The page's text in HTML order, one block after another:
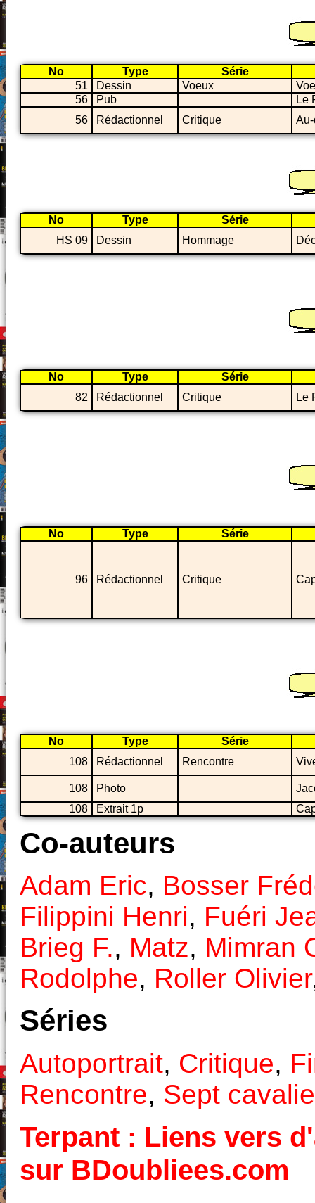
No Type
Série
51
Dessin Voeux
56
Pub
Le
56
Rédactionnel Critique
No Type
Série
HS 09
Dessin Hommage
No Type
Série
82
Rédactionnel Critique Le
No Type Série
96 Rédactionnel Critique
No Type
Série
108
Rédactionnel Rencontre
108 Photo
108
Extrait 1p
Co-auteurs
Adam Eric, Bosser
Filippini Henri, Fuéri
Brieg F., Matz, Mimran
Rodolphe, Roller Olivier
Séries
Autoportrait, Critique,
Rencontre, Sept
Terpant : Liens vers
sur BDoubliees.com